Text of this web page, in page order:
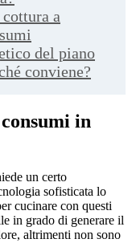
a
del piano
conviene?
in
un certo
sofisticata lo
cucinare con questi
in grado di generare il
altrimenti non sono